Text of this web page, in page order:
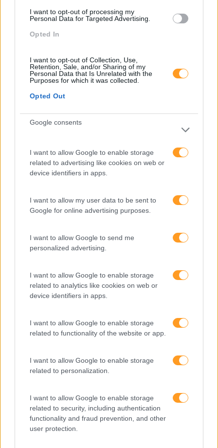
I want to opt-out of processing my
Personal Data for Targeted Advertising.
Opted In
I want to opt-out of Collection, Use,
Retention, Sale, and/or Sharing of my
Personal Data that Is Unrelated with the
Purposes for which it was collected.
Opted Out
Google consents
I want to allow Google to enable storage
related to advertising like cookies on web or
device identifiers in apps.
I want to allow my user data to be sent to
Google for online advertising purposes.
I want to allow Google to send me
personalized advertising.
I want to allow Google to enable storage
related to analytics like cookies on web or
device identifiers in apps.
I want to allow Google to enable storage
related to functionality of the website or app.
I want to allow Google to enable storage
related to personalization.
I want to allow Google to enable storage
related to security, including authentication
functionality and fraud prevention, and other
user protection.
Perspetivas
Recursos Humanos
Sem Categoria
Sustentabilidade
Team Building
Vendas E Negociação
calendário
Como usar a escuta
ativa para reter talento,
melhorar o ambiente de
produtividade
dados e os dados
Fazer perguntas tira-nos